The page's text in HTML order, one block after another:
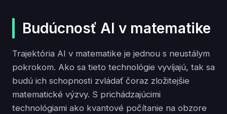
Budúcnosť AI v matematike
Trajektória AI v matematike je jednou s neustálym
pokrokom. Ako sa tieto technológie vyvíjajú, tak sa
budú ich schopnosti zvládať čoraz zložitejšie
matematické výzvy. S prichádzajúcimi
technológiami ako kvantové počítanie na obzore